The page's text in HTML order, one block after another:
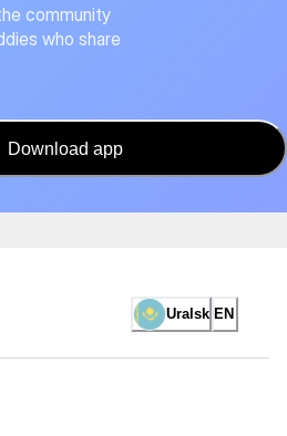
community
who share
Download app
Uralsk EN